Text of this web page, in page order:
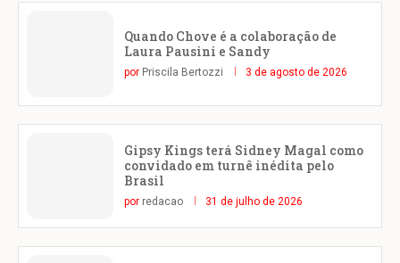
Quando Chove é a colaboração de
Laura Pausini e Sandy
por Priscila Bertozzi 3 de agosto de 2026
Gipsy Kings terá Sidney Magal como
convidado em turnê inédita pelo
Brasil
por redacao 31 de julho de 2026